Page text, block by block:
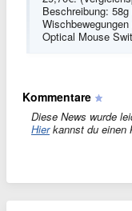
Beschreibung:
Optical Mouse
Kommentare
Diese News wurde
Hierkannst du einen